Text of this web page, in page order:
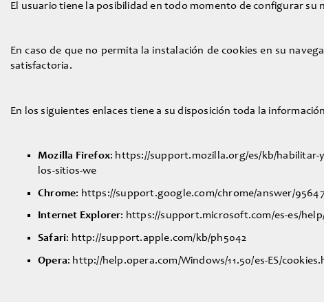
El usuario tiene la posibilidad en todo momento de configurar
En caso de que no permita la instalación de cookies en su
satisfactoria.
En los siguientes enlaces tiene a su disposición toda la
Mozilla Firefox: https://support.mozilla.org/es/kb/habilitar-
los-sitios-we
Chrome: https://support.google.com/chrome/answer/
Internet Explorer: https://support.microsoft.com/es-es/
Safari: http://support.apple.com/kb/ph5042
Opera: http://help.opera.com/Windows/11.50/es-ES/